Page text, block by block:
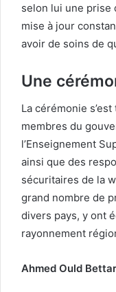
selon lui une prise
mise à jour
avoir de soins de
Une
La cérémonie
membres du
l’Enseignement
ainsi que des
sécuritaires de la
grand nombre de
divers pays, y ont
rayonnement
Ahmed Ould